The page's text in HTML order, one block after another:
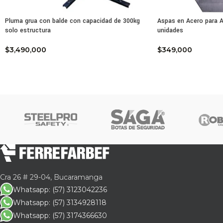
no
Por
Pluma grua con balde con capacidad de 300kg
solo estructura
$3,490,000
Aspas en Acero para
unidades
$349,000
Cra 26 # 29-04, Bucaramanga
Whatsapp: (57) 3123042236
Whatsapp: (57) 3134928118
Whatsapp: (57) 3174366630